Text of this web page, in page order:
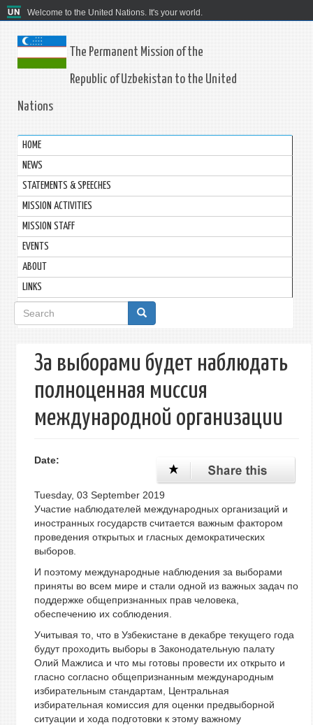
Welcome to the United Nations. It's your world.
The Permanent Mission of the
Republic of Uzbekistan to the United
Nations
HOME
NEWS
STATEMENTS & SPEECHES
MISSION ACTIVITIES
MISSION STAFF
EVENTS
ABOUT
LINKS
Search
form
За выборами будет наблюдать
полноценная миссия
международной организации
Date:
Tuesday, 03 September 2019
Участие наблюдателей международных организаций и
иностранных государств считается важным фактором
проведения открытых и гласных демократических
выборов.
И поэтому международные наблюдения за выборами
приняты во всем мире и стали одной из важных задач по
поддержке общепризнанных прав человека,
обеспечению их соблюдения.
Учитывая то, что в Узбекистане в декабре текущего года
будут проходить выборы в Законодательную палату
Олий Мажлиса и что мы готовы провести их открыто и
гласно согласно общепризнанным международным
избирательным стандартам, Центральная
избирательная комиссия для оценки предвыборной
ситуации и хода подготовки к этому важному